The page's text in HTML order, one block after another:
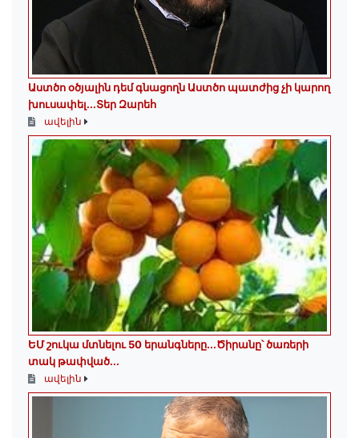
Աստծո օծյալին դեմ գնացողն Աստծո պատժից չի կարող
խուսափել․․․Տեր Զարեհ
ավելին
ԵՄ շուկա մտնելու 50 երանգները․․․Ծիրանը՝ ծառերի
տակ թափված․․․
ավելին